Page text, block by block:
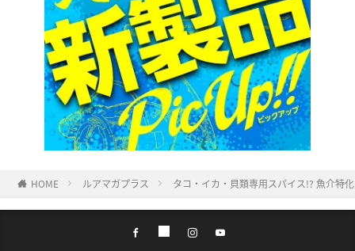
HOME ルアマガプラス タコ・イカ・貝類専用スパイス!? 魚介特